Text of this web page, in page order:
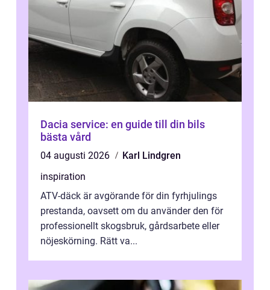
Dacia service: en guide till din bils
bästa vård
04 augusti 2026
Karl Lindgren
inspiration
ATV-däck är avgörande för din fyrhjulings
prestanda, oavsett om du använder den för
professionellt skogsbruk, gårdsarbete eller
nöjeskörning. Rätt va...